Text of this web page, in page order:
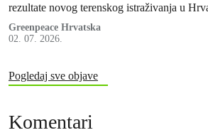
rezultate novog terenskog istraživanja u
stručnjaci Greenpeacea Njemačke i
istraživačkih laboratorija.
Greenpeace Hrvatska
02. 07. 2026.
Pogledaj sve objave
Komentari